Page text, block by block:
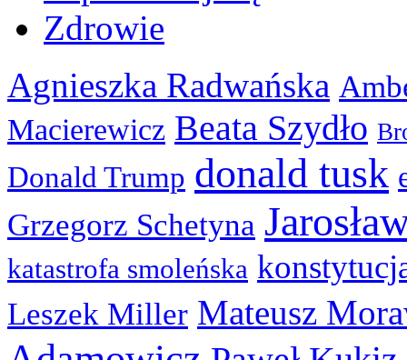
Zdrowie
Agnieszka Radwańska
Macierewicz Beata Szydło
Donald Trump donald tusk
Grzegorz Schetyna
katastrofa smoleńska
Leszek Miller Mateusz